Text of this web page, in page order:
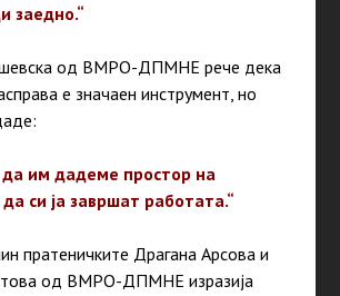
заедно.“
од ВМРО-ДПМНЕ рече дека
е значаен инструмент, но
им дадеме простор на
си ја завршат работата.“
пратеничките Драгана Арсова и
од ВМРО-ДПМНЕ изразија